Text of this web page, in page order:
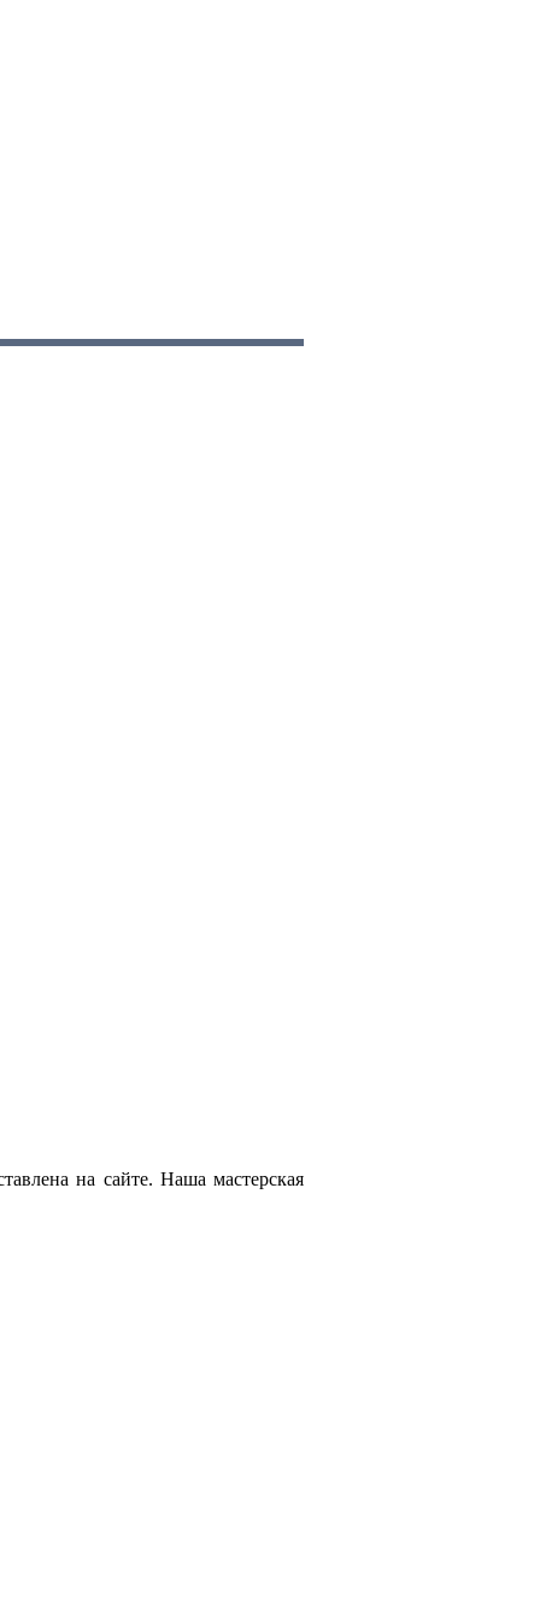
на сайте. Наша мастерская